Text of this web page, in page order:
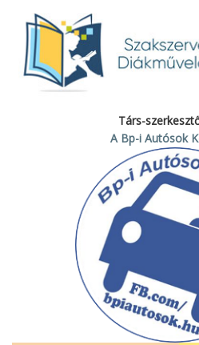
Társ-
A Bp-i Autósok